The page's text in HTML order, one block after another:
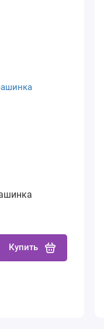
Купить